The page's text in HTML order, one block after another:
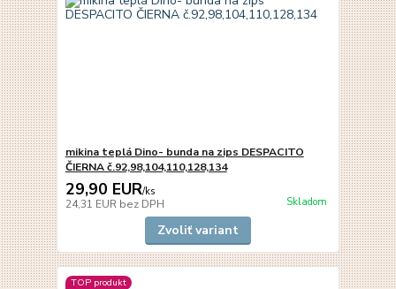
mikina teplá Dino- bunda na zips DESPACITO
ČIERNA č.92,98,104,110,128,134
29,90 EUR/ks
24,31 EUR bez DPH Skladom
Zvoliť variant
TOP produkt